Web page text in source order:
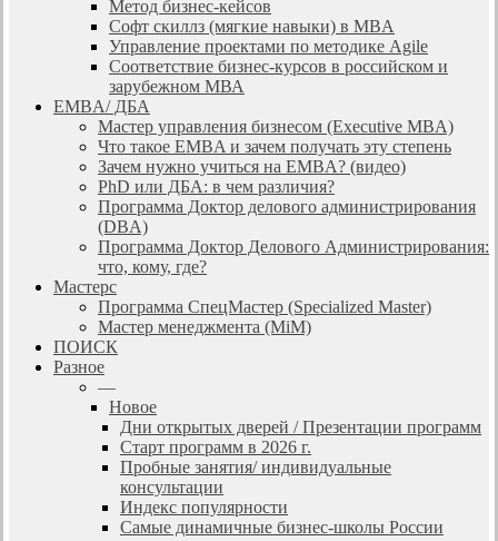
Метод бизнес-кейсов
Софт скиллз (мягкие навыки) в MBA
Управление проектами по методике Agile
Соответствие бизнес-курсов в российском и
зарубежном МВА
EMBA/ ДБA
Мастер управления бизнесом (Executive MBA)
Что такое EMBA и зачем получать эту степень
Зачем нужно учиться на EMBA? (видео)
PhD или ДБА: в чем различия?
Программа Доктор делового администрирования
(DBА)
Программа Доктор Делового Администрирования:
что, кому, где?
Мастерс
Программа СпецМастер (Specialized Master)
Мастер менеджмента (MiM)
ПОИСК
Разное
—
Новое
Дни открытых дверей / Презентации программ
Старт программ в 2026 г.
Пробные занятия/ индивидуальные
консультации
Индекс популярности
Самые динамичные бизнес-школы России